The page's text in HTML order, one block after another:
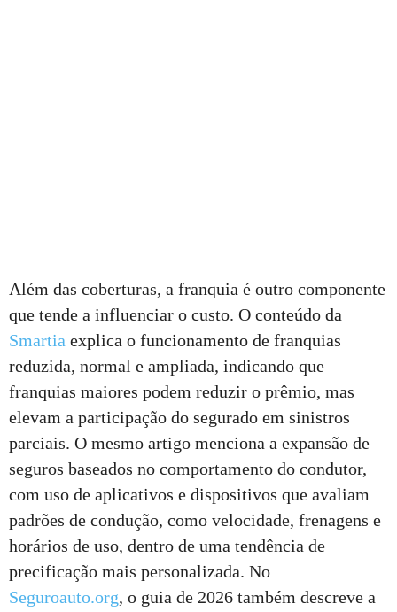
Além das coberturas, a franquia é outro componente
que tende a influenciar o custo. O conteúdo da
Smartia explica o funcionamento de franquias
reduzida, normal e ampliada, indicando que
franquias maiores podem reduzir o prêmio, mas
elevam a participação do segurado em sinistros
parciais. O mesmo artigo menciona a expansão de
seguros baseados no comportamento do condutor,
com uso de aplicativos e dispositivos que avaliam
padrões de condução, como velocidade, frenagens e
horários de uso, dentro de uma tendência de
precificação mais personalizada. No
Seguroauto.org, o guia de 2026 também descreve a